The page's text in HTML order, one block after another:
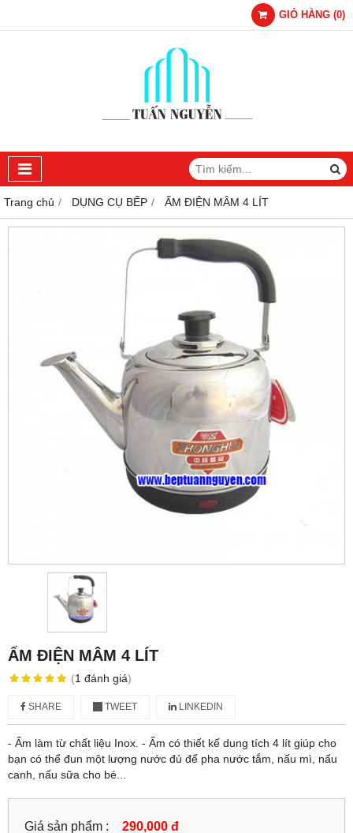
GIỎ HÀNG (0)
Trang chủ DỤNG CỤ BẾP ẤM ĐIỆN MÂM 4 LÍT
ẤM ĐIỆN MÂM 4 LÍT
(1 đánh giá)
SHARE TWEET LINKEDIN
- Ấm làm từ chất liệu Inox. - Ấm có thiết kế dung tích 4 lít giúp cho
bạn có thể đun một lượng nước đủ để pha nước tắm, nấu mì, nấu
canh, nấu sữa cho bé...
Giá sản phẩm : 290,000 đ